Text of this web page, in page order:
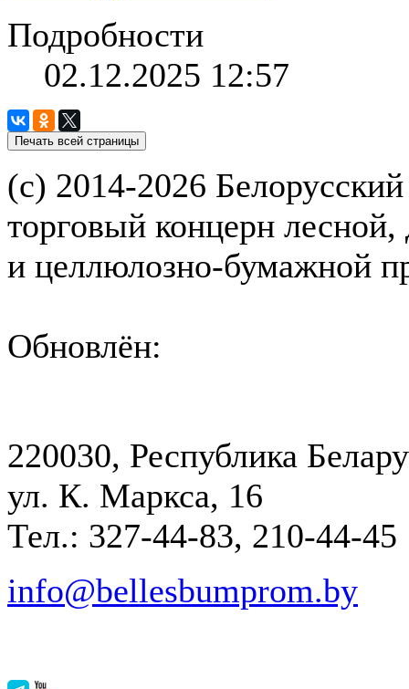
Подробности
02.12.2025 12:57
(с) 2014-2026
торговый концерн
и целлюлозно-бумажной
Обновлён:
220030, Республика
ул. К. Маркса, 16
Тел.: 327-44-83, 210-44-45
info@bellesbumprom.by